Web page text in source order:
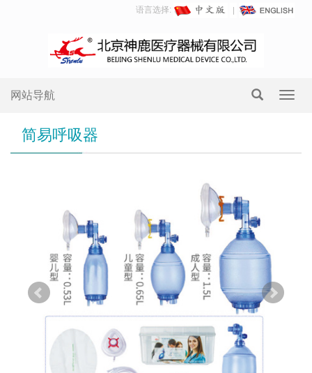
语言选择:
网站导航
简易呼吸器